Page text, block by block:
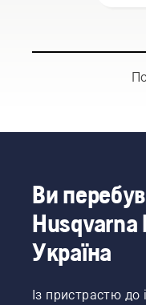
у
2023
чого
саме
Ви
Husqvarna
Україна
Із пристрастю до